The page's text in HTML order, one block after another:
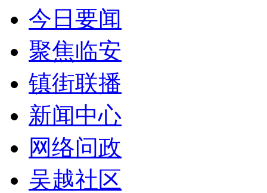
今日要闻
聚焦临安
镇街联播
新闻中心
网络问政
吴越社区